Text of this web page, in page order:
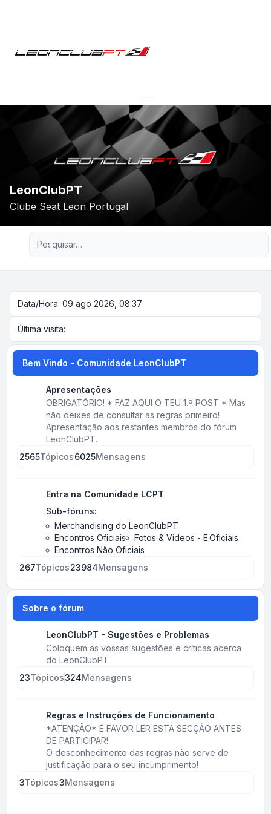
LeonClubPT
Clube Seat Leon Portugal
Pesquisa avançada
Data/Hora: 09 ago 2026, 08:37
Última visita:
Bem Vindo - Comunidade LeonClubPT
Apresentações
OBRIGATÓRIO! * FAZ AQUI O TEU 1.º POST * Mas
não deixes de consultar as regras primeiro!
Apresentação aos restantes membros do fórum
LeonClubPT.
2565Tópicos6025Mensagens
Entra na Comunidade LCPT
Sub-fóruns:
Merchandising do LeonClubPT
Encontros Oficiais
Fotos & Videos - E.Oficiais
Encontros Não Oficiais
267Tópicos23984Mensagens
Sobre o fórum
LeonClubPT - Sugestões e Problemas
Coloquem as vossas sugestões e críticas acerca
do LeonClubPT
23Tópicos324Mensagens
Regras e Instruções de Funcionamento
*ATENÇÃO* É FAVOR LER ESTA SECÇÃO ANTES
DE PARTICIPAR!
O desconhecimento das regras não serve de
justificação para o seu incumprimento!
3Tópicos3Mensagens